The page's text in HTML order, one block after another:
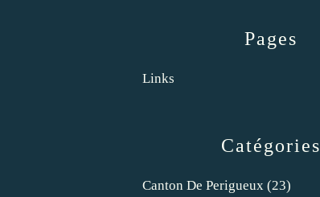
Catégories
Canton De Perigueux (23)
Pages
Links